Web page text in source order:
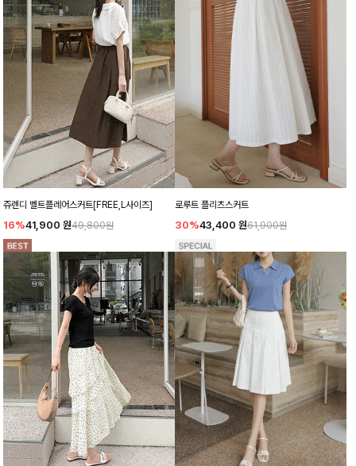
쥬렌디 벨트플레어스커트[FREE,L사이즈]
16%41,900 원49,800원
로루트 플리츠스커트
30%43,400 원61,900원